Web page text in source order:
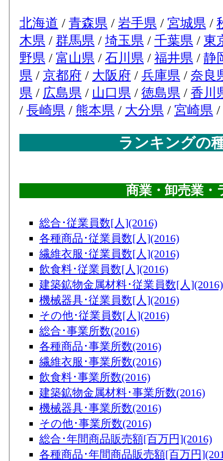
北海道 / 青森県 / 岩手県 / 宮城県 /
木県 / 群馬県 / 埼玉県 / 千葉県 / 東
野県 / 富山県 / 石川県 / 福井県 / 静
県 / 京都府 / 大阪府 / 兵庫県 / 奈良
県 / 広島県 / 山口県 / 徳島県 / 香川
/ 長崎県 / 熊本県 / 大分県 / 宮崎県 /
ランキングの
商業・卸売業・
総合･従業員数[人](2016)
各種商品･従業員数[人](2016)
繊維衣服･従業員数[人](2016)
飲食料･従業員数[人](2016)
建築鉱物金属材料･従業員数[人](2016)
機械器具･従業員数[人](2016)
その他･従業員数[人](2016)
総合･事業所数(2016)
各種商品･事業所数(2016)
繊維衣服･事業所数(2016)
飲食料･事業所数(2016)
建築鉱物金属材料･事業所数(2016)
機械器具･事業所数(2016)
その他･事業所数(2016)
総合･年間商品販売額[百万円](2016)
各種商品･年間商品販売額[百万円